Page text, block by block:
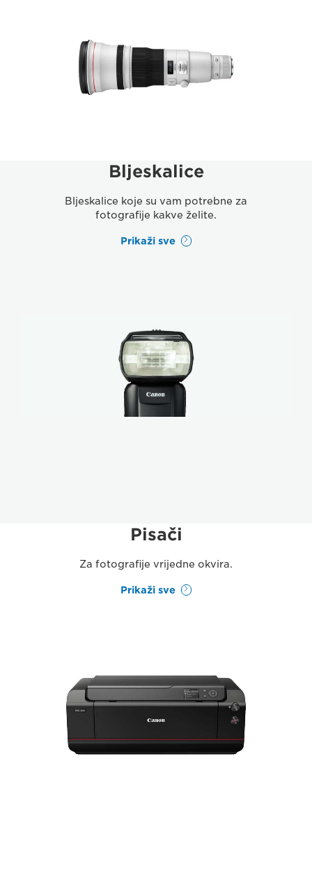
Bljeskalice
Bljeskalice koje su vam potrebne za
fotografije kakve želite.
Prikaži sve
Pisači
Za fotografije vrijedne okvira.
Prikaži sve